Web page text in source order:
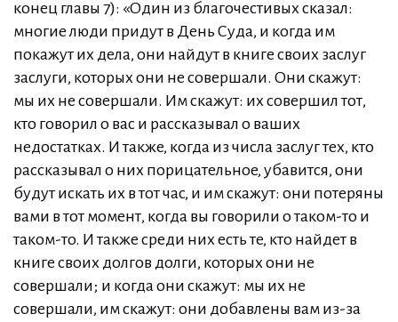
конец главы 7): «Один из благочестивых сказал:
многие люди придут в День Суда, и когда им
покажут их дела, они найдут в книге своих заслуг
заслуги, которых они не совершали. Они скажут:
мы их не совершали. Им скажут: их совершил тот,
кто говорил о вас и рассказывал о ваших
недостатках. И также, когда из числа заслуг тех, кто
рассказывал о них порицательное, убавится, они
будут искать их в тот час, и им скажут: они потеряны
вами в тот момент, когда вы говорили о таком-то и
таком-то. И также среди них есть те, кто найдет в
книге своих долгов долги, которых они не
совершали; и когда они скажут: мы их не
совершали, им скажут: они добавлены вам из-за